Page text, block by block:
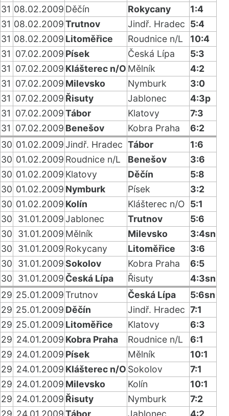
31 08.02.2009 Děčín Rokycany
1:4
31 08.02.2009Trutnov Jindř. Hradec 5:4
31 08.02.2009 Litoměřice Roudnice n/L
10:4
31 07.02.2009 Písek Česká Lípa
5:3
31 07.02.2009 Klášterec n/O Mělník
4:2
31 07.02.2009 Milevsko Nymburk
3:0
31 07.02.2009 Řisuty Jablonec
4:3p
31 07.02.2009Tábor Klatovy
7:3
31 07.02.2009 Benešov Kobra Praha
6:2
30 01.02.2009Jindř. Hradec Tábor
1:6
30 01.02.2009 Roudnice n/L Benešov
3:6
30 01.02.2009 Klatovy Děčín
5:8
30 01.02.2009 Nymburk Písek
3:2
30 01.02.2009 Kolín Klášterec n/O 5:1
30
31.01.2009Jablonec Trutnov
5:6
30
31.01.2009 Mělník Milevsko
3:4sn
30
31.01.2009 Rokycany Litoměřice
3:6
30
31.01.2009Sokolov Kobra Praha
6:5
30
31.01.2009 Česká Lípa Řisuty
4:3sn
29 25.01.2009Trutnov Česká Lípa
5:6sn
29 25.01.2009 Děčín Jindř. Hradec 7:1
29 25.01.2009 Litoměřice Klatovy
6:3
29 24.01.2009 Kobra Praha Roudnice n/L
6:1
29 24.01.2009 Písek Mělník
10:1
29 24.01.2009 Klášterec n/O Sokolov
7:1
29 24.01.2009 Milevsko Kolín
10:1
29 24.01.2009 Řisuty Nymburk
7:2
29 24.01.2009Tábor Jablonec 4:2